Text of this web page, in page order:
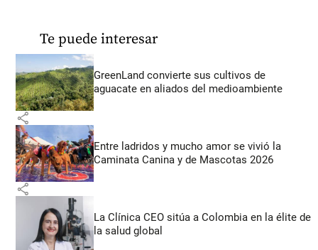
Te puede interesar
GreenLand convierte sus cultivos de
aguacate en aliados del medioambiente
share
Entre ladridos y mucho amor se vivió la
Caminata Canina y de Mascotas 2026
share
La Clínica CEO sitúa a Colombia en la élite de
la salud global